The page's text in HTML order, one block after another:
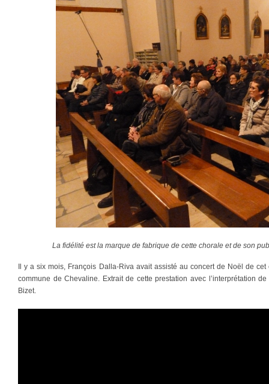
La fidélité est la marque de fabrique de cette chorale et de son
Il y a six mois, François Dalla-Riva avait assisté au concert de Noël de cet
commune de Chevaline. Extrait de cette prestation avec l’interprétation
Bizet.